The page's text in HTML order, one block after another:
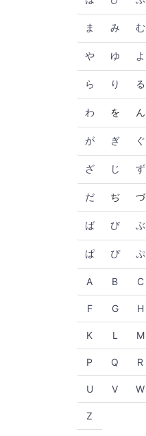
ま み む
や ゆ よ
ら り る
わ を ん
が ぎ ぐ
ざ じ ず
だ ぢ づ
ば び ぶ
ぱ ぴ ぷ
A B C
F G H
K L M
P Q R
U V W
Z